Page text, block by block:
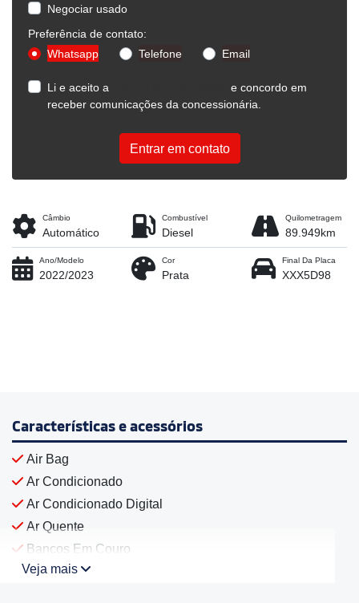
Negociar usado
Preferência de contato:
Whatsapp
Telefone Email
Li e aceito a
e concordo em
receber comunicações da concessionária.
Entrar em contato
Câmbio
Automático
Combustível
Diesel
Quilometragem
89.949km
Ano/Modelo
2022/2023
Cor
Prata
Final Da Placa
XXX5D98
Características e acessórios
Air Bag
Ar Condicionado
Ar Condicionado Digital
Ar Quente
Bancos Em Couro
Veja mais